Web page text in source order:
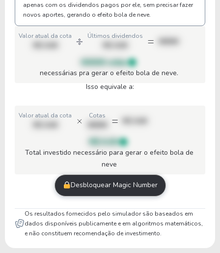
apenas com os dividendos pagos por ele, sem precisar fazer
novos aportes, gerando o efeito bola de neve.
Valor atual da cota Últimos dividendos
00000 cotas
necessárias pra gerar o efeito bola de neve.
Isso equivale a:
Valor atual da cota Cotas
R$ 0,00
Total investido necessário para gerar o efeito bola de
neve
Desbloquear Magic Number
Os resultados fornecidos pelo simulador são baseados em
dados disponíveis publicamente e em algoritmos matemáticos,
e não constituem recomendação de investimento.